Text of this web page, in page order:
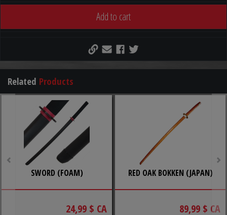
Add to cart
Related Products
SWORD (FOAM)
24,99 $ CA
RED OAK BOKKEN (JAPAN)
89,99 $ CA